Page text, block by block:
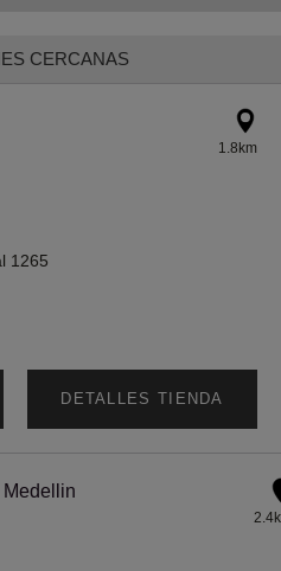
CERCANAS
1.8km
1265
DETALLES TIENDA
Medellin